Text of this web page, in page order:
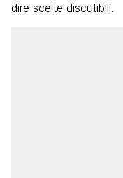
dire scelte discutibili.